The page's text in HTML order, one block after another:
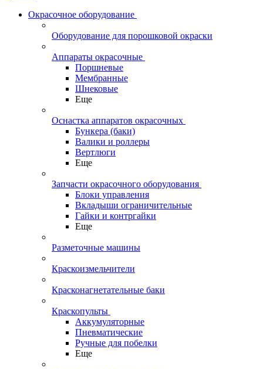
Окрасочное оборудование
Оборудование для порошковой окраски
Аппараты окрасочные
Поршневые
Мембранные
Шнековые
Еще
Оснастка аппаратов окрасочных
Бункера (баки)
Валики и роллеры
Вертлюги
Еще
Запчасти окрасочного оборудования
Блоки управления
Вкладыши ограничительные
Гайки и контргайки
Еще
Разметочные машины
Краскоизмельчители
Красконагнетательные баки
Краскопульты
Аккумуляторные
Пневматические
Ручные для побелки
Еще